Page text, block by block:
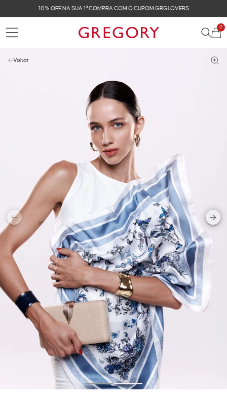
FRETE GRÁTIS NAS COMPRAS ACIMA DE R$ 899
0
Voltar